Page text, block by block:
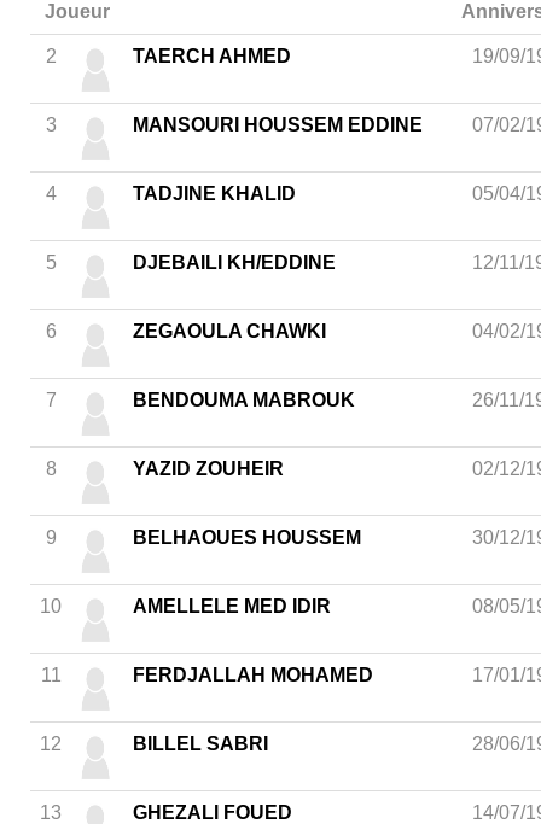
Joueur
2 TAERCH AHMED 19/09/
3 MANSOURI HOUSSEM EDDINE 07/02/
4 TADJINE KHALID 05/04/
5 DJEBAILI KH/EDDINE 12/11/
6 ZEGAOULA CHAWKI 04/02/
7 BENDOUMA MABROUK 26/11/
8 YAZID ZOUHEIR 02/12/
9 BELHAOUES HOUSSEM 30/12/
10 AMELLELE MED IDIR 08/05/
11 FERDJALLAH MOHAMED 17/01/
12 BILLEL SABRI 28/06/
13 GHEZALI FOUED 14/07/